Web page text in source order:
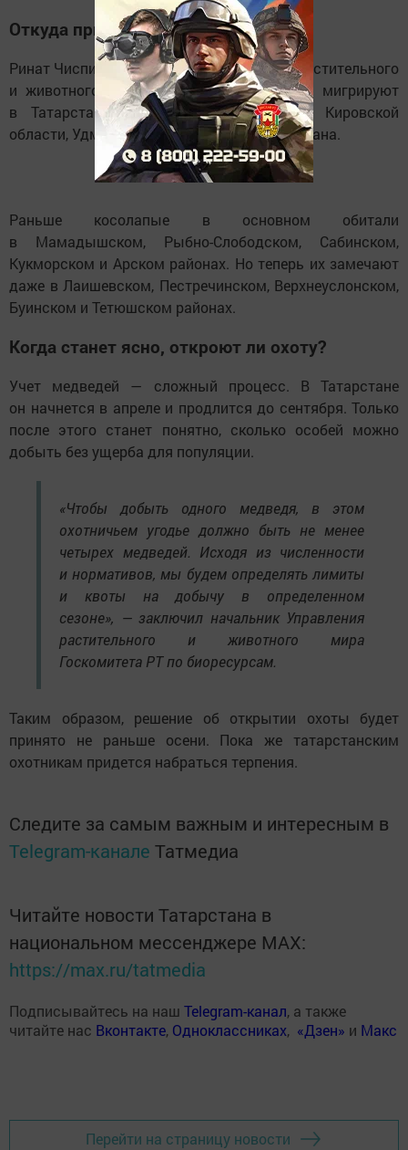
Откуда приходят медведи?
Ринат Чиспияков, начальник Управления растительного
и животного мира, пояснил, что медведи мигрируют
в Татарстан из соседних регионов — Кировской
области, Удмуртии, Марий Эл и Башкортостана.
Раньше косолапые в основном обитали
в Мамадышском, Рыбно-Слободском, Сабинском,
Кукморском и Арском районах. Но теперь их замечают
даже в Лаишевском, Пестречинском, Верхнеуслонском,
Буинском и Тетюшском районах.
Когда станет ясно, откроют ли охоту?
Учет медведей — сложный процесс. В Татарстане
он начнется в апреле и продлится до сентября. Только
после этого станет понятно, сколько особей можно
добыть без ущерба для популяции.
«Чтобы добыть одного медведя, в этом
охотничьем угодье должно быть не менее
четырех медведей. Исходя из численности
и нормативов, мы будем определять лимиты
и квоты на добычу в определенном
сезоне», — заключил начальник Управления
растительного и животного мира
Госкомитета РТ по биоресурсам.
Таким образом, решение об открытии охоты будет
принято не раньше осени. Пока же татарстанским
охотникам придется набраться терпения.
Следите за самым важным и интересным в
Telegram-канале Татмедиа
Читайте новости Татарстана в
национальном мессенджере MАХ:
https://max.ru/tatmedia
Подписывайтесь на наш Telegram-канал, а также
читайте нас Вконтакте, Одноклассниках, «Дзен» и Макс
Перейти на страницу новости